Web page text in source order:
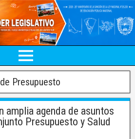
Presupuesto
amplia agenda de asuntos
Presupuesto y Salud